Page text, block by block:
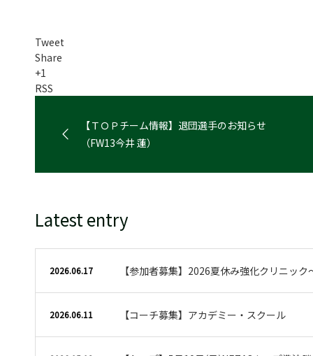
Tweet
Share
+1
RSS
【ＴＯＰチーム情報】退団選手のお知らせ
（FW13今井 蓮）
Latest entry
2026.06.17 【参加者募集】2026夏休み強化クリニッ
2026.06.11 【コーチ募集】アカデミー・スクール